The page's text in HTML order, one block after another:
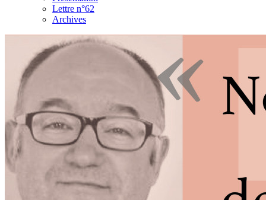
Lettre n°62
Archives